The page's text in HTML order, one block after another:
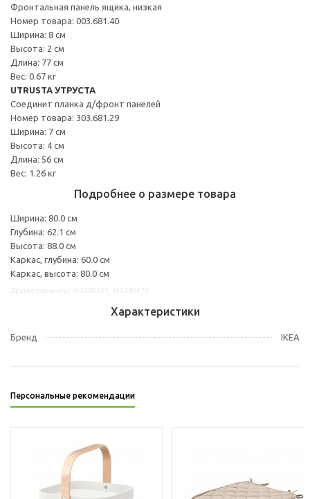
Фронтальная панель ящика, низкая
Номер товара: 003.681.40
Ширина: 8 см
Высота: 2 см
Длина: 77 см
Вес: 0.67 кг
UTRUSTA УТРУСТА
Соединит планка д/фронт панелей
Номер товара: 303.681.29
Ширина: 7 см
Высота: 4 см
Длина: 56 см
Вес: 1.26 кг
Подробнее о размере товара
Ширина: 80.0 см
Глубина: 62.1 см
Высота: 88.0 см
Каркас, глубина: 60.0 см
Каркас, высота: 80.0 см
Характеристики
Бренд IKEA
Персональные рекомендации